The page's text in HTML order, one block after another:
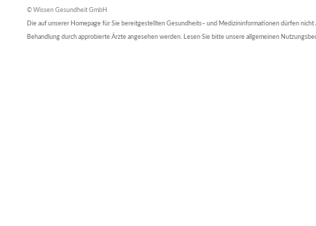
© Wissen Gesundheit GmbH
Die auf unserer Homepage für Sie bereitgestellten Gesundheits– und Medizininformationen dürfen nicht
Behandlung durch approbierte Ärzte angesehen werden. Lesen Sie bitte unsere allgemeinen